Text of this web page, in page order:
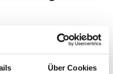
Über Cookies
weniger
Beziehung
sehr wichtig. Suchen Sie